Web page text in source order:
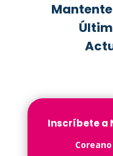
Inscríbete a